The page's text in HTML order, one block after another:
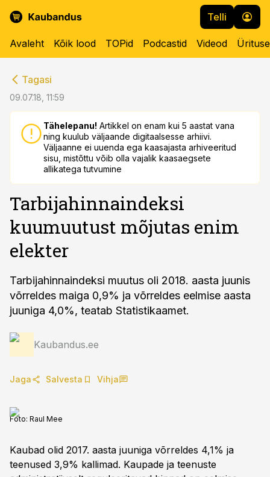
Telli
Avaleht Kõik lood TOPid Podcastid Videod
Tagasi
09.07.18, 11:59
Tähelepanu! Artikkel on enam kui 5 aastat vana
ning kuulub väljaande digitaalsesse arhiivi.
Väljaanne ei uuenda ega kaasajasta arhiveeritud
sisu, mistõttu võib olla vajalik kaasaegsete
allikatega tutvumine
Tarbijahinnaindeksi
kuumuutust mõjutas enim
elekter
Tarbijahinnaindeksi muutus oli 2018. aasta juunis
võrreldes maiga 0,9% ja võrreldes eelmise aasta
juuniga 4,0%, teatab Statistikaamet.
Kaubandus.ee
Jaga Salvesta Vihja
Foto: Raul Mee
Kaubad olid 2017. aasta juuniga võrreldes 4,1% ja
teenused 3,9% kallimad. Kaupade ja teenuste